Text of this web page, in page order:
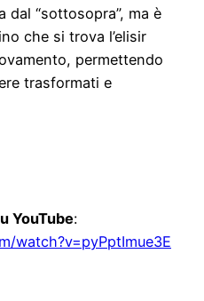
dal “sottosopra”, ma è
che si trova l’elisir
permettendo
trasformati e
YouTube:
watch?v=pyPptImue3E